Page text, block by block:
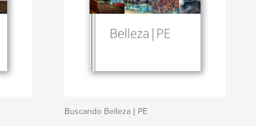
Buscando Belleza | PE